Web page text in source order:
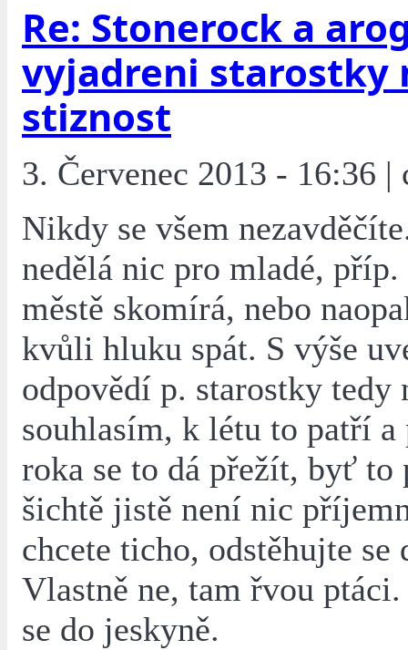
Re: Stonerock a
vyjadreni starostky
stiznost
3. Červenec 2013 - 16:36 |
Nikdy se všem
nedělá nic pro mladé,
městě skomírá, nebo
kvůli hluku spát. S výše
odpovědí p. starostky tedy
souhlasím, k létu to patří a
roka se to dá přežít, byť to
šichtě jistě není nic
chcete ticho, odstěhujte se
Vlastně ne, tam řvou
se do jeskyně.